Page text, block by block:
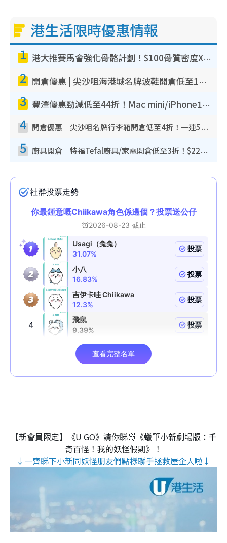
港生活限時優惠情報
1 港大推賽馬會強化骨骼計劃！$100骨質密度X光檢查 完成免費運動訓練送超市禮券！附參加資格
2 開倉優惠 | 尖沙咀海港城名牌波鞋開倉低至1折！On鞋$899起／Joy&Peace鞋履$98起
3 豐澤優惠勁減低至44折！Mac mini/iPhone17Pro大減價！廚房家電$220起
4 開倉優惠｜尖沙咀名牌行李箱開倉低至4折！一連5日 American Tourister/ace./Hallmark $200起！
5 廚具開倉｜特福Tefal廚具/家電開倉低至3折！$220起買平底鍋/炒鑊/湯煲！電飯煲/吸塵機/燙斗$418起
【新會員限定】《U GO》請你睇👹《蠟筆小新劇場版：千
奇百怪！我的妖怪假期》！
↓一齊睇下小新同妖怪朋友們點樣聯手拯救屋企人啦↓